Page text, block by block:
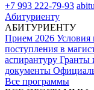
+7 993 222-79-93
Абитуриенту
АБИТУРИЕНТУ
Прием 2026 Условия
поступления в
аспирантуру Гранты
документы
Все программы